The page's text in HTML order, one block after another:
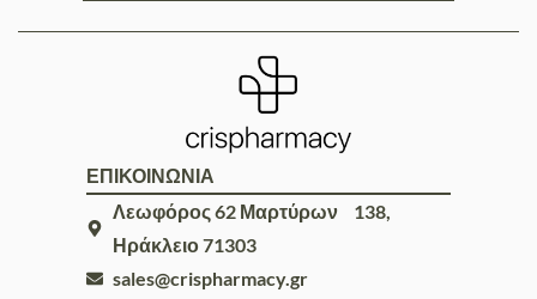
ΕΠΙΚΟΙΝΩΝΙΑ
Λεωφόρος 62 Μαρτύρων 138,
Ηράκλειο 71303
sales@crispharmacy.gr